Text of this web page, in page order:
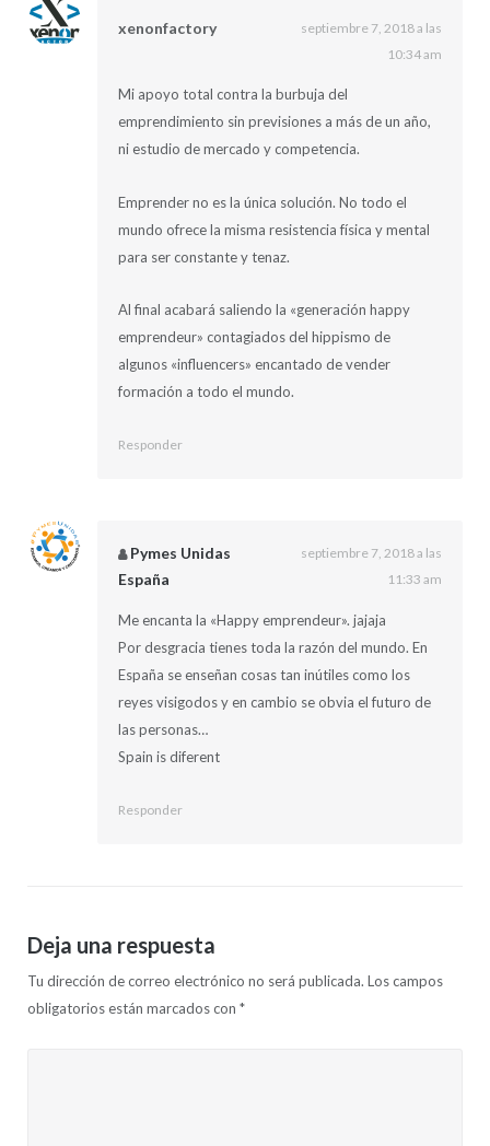
xenonfactory
septiembre 7, 2018 a las
10:34 am
Mi apoyo total contra la burbuja del
emprendimiento sin previsiones a más de un año,
ni estudio de mercado y competencia.
Emprender no es la única solución. No todo el
mundo ofrece la misma resistencia física y mental
para ser constante y tenaz.
Al final acabará saliendo la «generación happy
emprendeur» contagiados del hippismo de
algunos «influencers» encantado de vender
formación a todo el mundo.
Responder
Pymes Unidas
España
septiembre 7, 2018 a las
11:33 am
Me encanta la «Happy emprendeur». jajaja
Por desgracia tienes toda la razón del mundo. En
España se enseñan cosas tan inútiles como los
reyes visigodos y en cambio se obvia el futuro de
las personas…
Spain is diferent
Responder
Deja una respuesta
Tu dirección de correo electrónico no será publicada. Los campos
obligatorios están marcados con *